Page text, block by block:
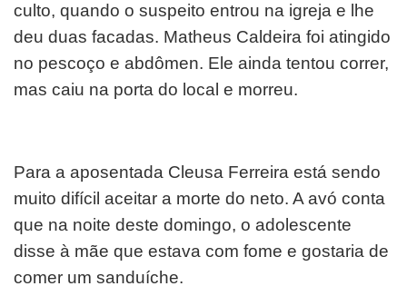
culto, quando o suspeito entrou na igreja e lhe
deu duas facadas. Matheus Caldeira foi atingido
no pescoço e abdômen. Ele ainda tentou correr,
mas caiu na porta do local e morreu.
Para a aposentada Cleusa Ferreira está sendo
muito difícil aceitar a morte do neto. A avó conta
que na noite deste domingo, o adolescente
disse à mãe que estava com fome e gostaria de
comer um sanduíche.